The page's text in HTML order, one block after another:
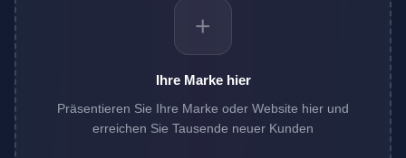
+
Ihre Marke hier
Präsentieren Sie Ihre Marke oder Website hier und
erreichen Sie Tausende neuer Kunden